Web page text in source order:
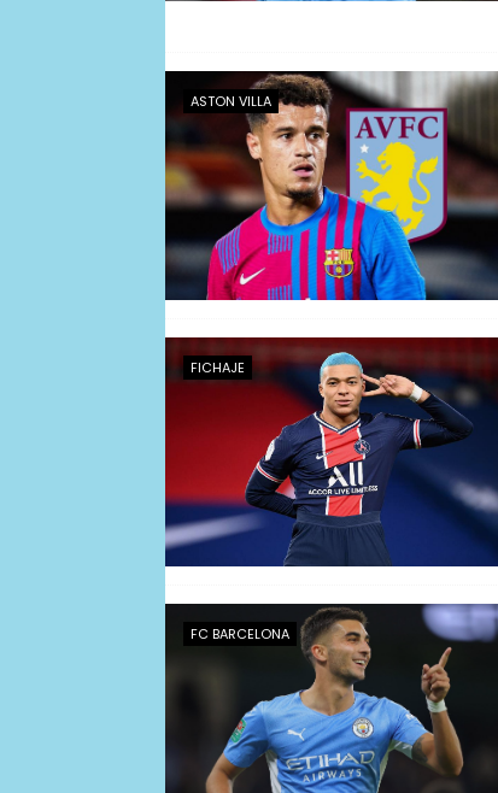
ASTON VILLA
FICHAJE
FC BARCELONA